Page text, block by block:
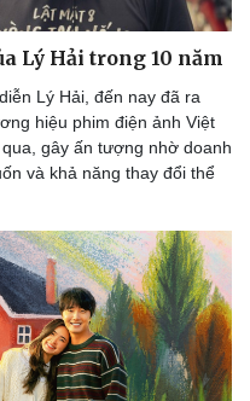
Lý Hải trong 10 năm
Lý Hải, đến nay đã ra
hiệu phim điện ảnh Việt
gây ấn tượng nhờ doanh
và khả năng thay đổi thể